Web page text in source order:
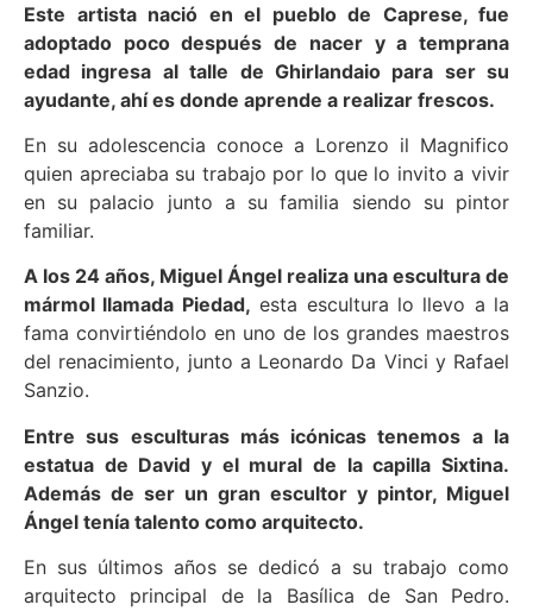
Este artista nació en el pueblo de Caprese, fue
adoptado poco después de nacer y a temprana
edad ingresa al talle de Ghirlandaio para ser su
ayudante, ahí es donde aprende a realizar frescos.
En su adolescencia conoce a Lorenzo il Magnifico
quien apreciaba su trabajo por lo que lo invito a vivir
en su palacio junto a su familia siendo su pintor
familiar.
A los 24 años, Miguel Ángel realiza una escultura de
mármol llamada Piedad, esta escultura lo llevo a la
fama convirtiéndolo en uno de los grandes maestros
del renacimiento, junto a Leonardo Da Vinci y Rafael
Sanzio.
Entre sus esculturas más icónicas tenemos a la
estatua de David y el mural de la capilla Sixtina.
Además de ser un gran escultor y pintor, Miguel
Ángel tenía talento como arquitecto.
En sus últimos años se dedicó a su trabajo como
arquitecto principal de la Basílica de San Pedro.